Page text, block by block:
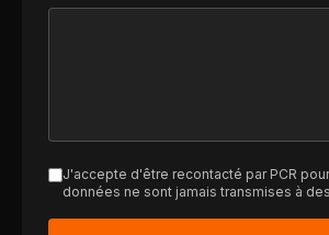
J'accepte d'être recontacté par PCR
données ne sont jamais transmises à